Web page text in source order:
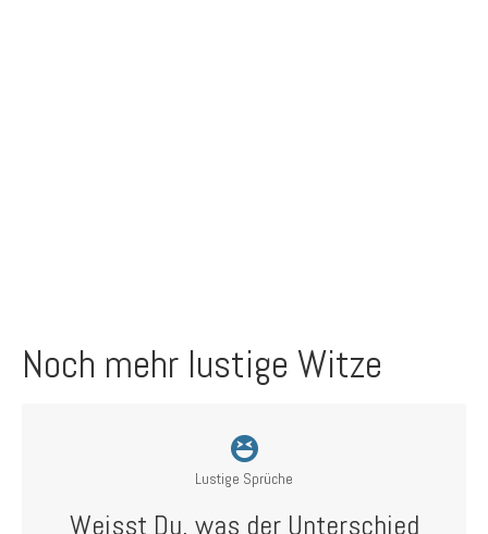
Noch mehr lustige Witze
Lustige Sprüche
Weisst Du, was der Unterschied